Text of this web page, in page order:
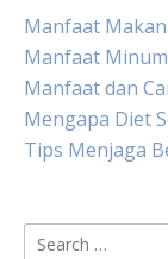
Manfaat
Manfaat
Manfaat dan
Mengapa Diet
Tips Menjaga
Search